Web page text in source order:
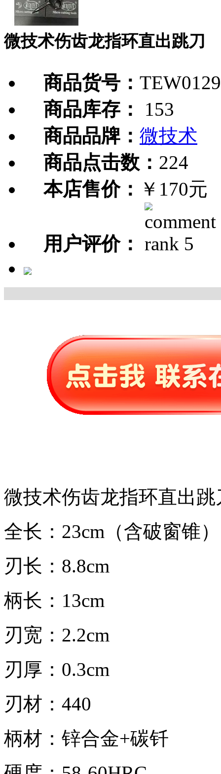
微技术伤齿龙指环直出跳刀
商品货号：
商品库存：
153
商品品牌： 微技术
商品点击数： 224
本店售价： ￥170元
用户评价：
微技术伤齿龙指环直出跳
全长：23cm（含破窗锥）
刃长：8.8cm
柄长：13cm
刃宽：2.2cm
刃厚：0.3cm
刃材：440
柄材：锌合金+碳钎